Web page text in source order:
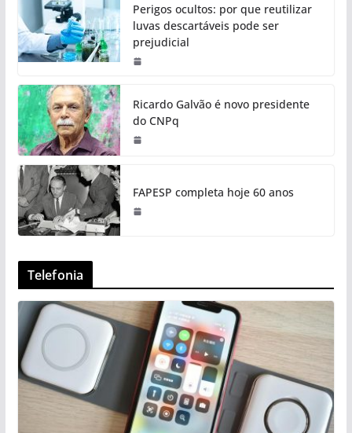
Perigos ocultos: por que reutilizar
luvas descartáveis pode ser
prejudicial
Ricardo Galvão é novo presidente
do CNPq
FAPESP completa hoje 60 anos
Telefonia